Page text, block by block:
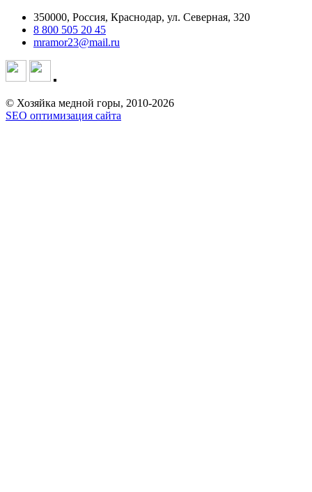
350000, Россия, Краснодар, ул. Северная, 320
8 800 505 20 45
mramor23@mail.ru
© Хозяйка медной горы, 2010-2026
SEO оптимизация сайта